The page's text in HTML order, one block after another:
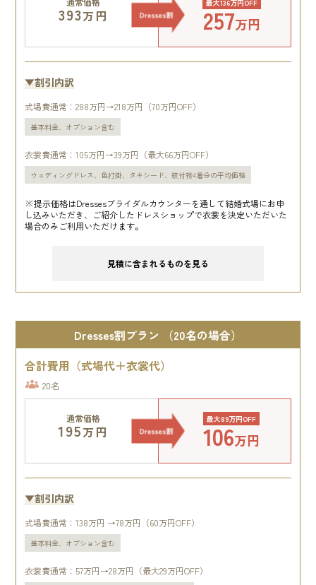
393万円
最大136万円OFF
257万円
▼割引内訳
式場費通常：288万円→218万円（70万円OFF）
基本料金、オプション含む
衣裳費通常：105万円→39万円（最大66万円OFF）
ウェディングドレス、色打掛、タキシード、紋付袴4着分の平均価格
※提示価格はDressesブライダルカウンターを通して結婚式場にお申
し込みいただき、ご紹介したドレスショップで衣裳を決定いただいた
場合のみご利用いただけます。
見積に含まれるものを見る
Dresses割プラン （20名の場合）
合計費用（式場代＋衣裳代）
20名
通常価格
195万円
最大89万円OFF
106万円
▼割引内訳
式場費通常：138万円 →78万円（60万円OFF）
基本料金、オプション含む
衣裳費通常：57万円→28万円（最大29万円OFF）